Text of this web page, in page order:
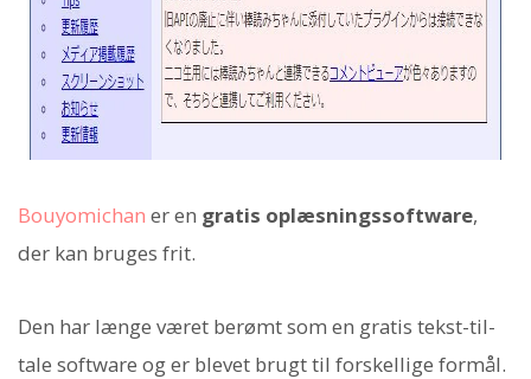
Bouyomichan er en gratis oplæsningssoftware,
der kan bruges frit.
Den har længe været berømt som en gratis tekst-til-
tale software og er blevet brugt til forskellige formål.